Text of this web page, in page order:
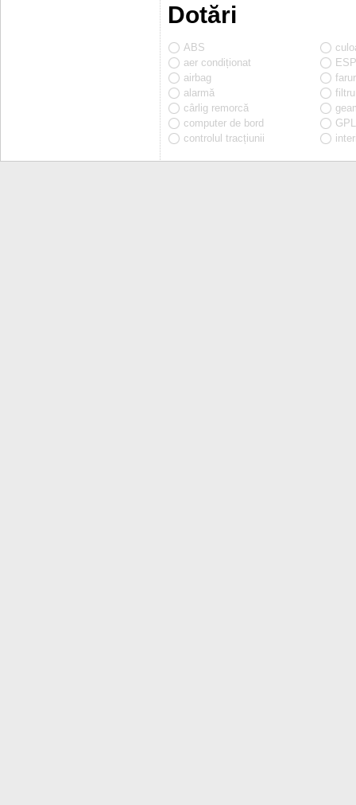
Dotări
ABS
aer condiționat
airbag
alarmă
cârlig remorcă
computer de bord
controlul tracțiunii
ESP